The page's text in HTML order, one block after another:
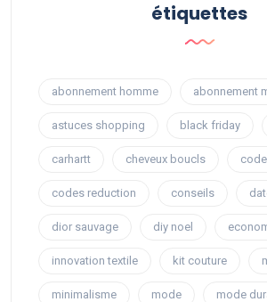
étiquettes
abonnement homme abonnement
astuces shopping black friday
carhartt cheveux boucls
codes reduction conseils
dior sauvage diy noel
innovation textile kit couture
minimalisme mode mode